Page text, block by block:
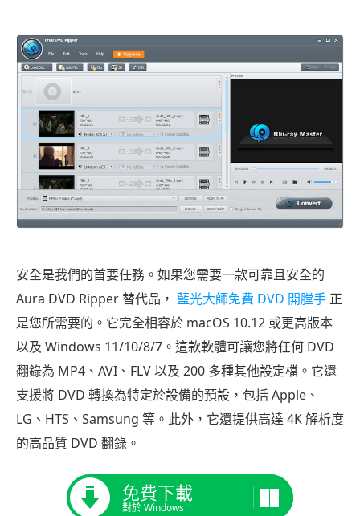
安全是我們的首要任務。如果您需要一款可靠且安全的
Aura DVD Ripper 替代品， 藍光大師免費 DVD 開膛手 正
是您所需要的。它完全相容於 macOS 10.12 或更高版本
以及 Windows 11/10/8/7。這款軟體可讓您將任何 DVD
翻錄為 MP4、AVI、FLV 以及 200 多種其他設定檔。它還
支援將 DVD 轉換為特定於設備的預設，包括 Apple、
LG、HTS、Samsung 等。此外，它還提供高達 4K 解析度
的高品質 DVD 翻錄。
免費下載
對於 Windows